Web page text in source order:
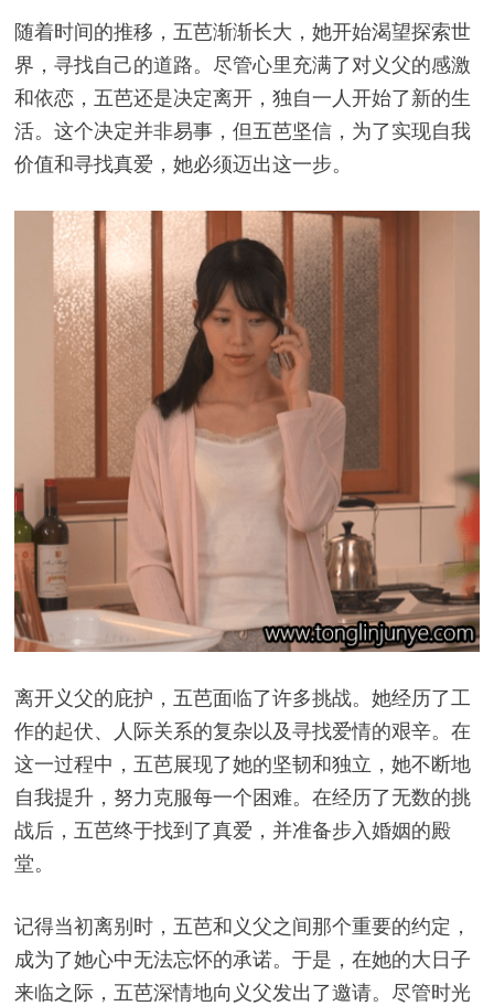
随着时间的推移，五芭渐渐长大，她开始渴望探索世
界，寻找自己的道路。尽管心里充满了对义父的感激
和依恋，五芭还是决定离开，独自一人开始了新的生
活。这个决定并非易事，但五芭坚信，为了实现自我
价值和寻找真爱，她必须迈出这一步。
离开义父的庇护，五芭面临了许多挑战。她经历了工
作的起伏、人际关系的复杂以及寻找爱情的艰辛。在
这一过程中，五芭展现了她的坚韧和独立，她不断地
自我提升，努力克服每一个困难。在经历了无数的挑
战后，五芭终于找到了真爱，并准备步入婚姻的殿
堂。
记得当初离别时，五芭和义父之间那个重要的约定，
成为了她心中无法忘怀的承诺。于是，在她的大日子
来临之际，五芭深情地向义父发出了邀请。尽管时光